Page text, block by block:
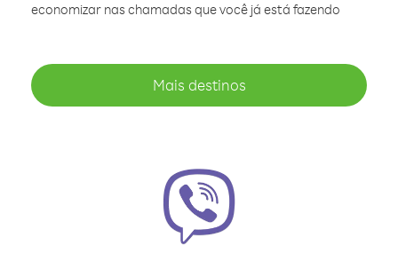
economizar nas chamadas que você já está fazendo
Mais destinos